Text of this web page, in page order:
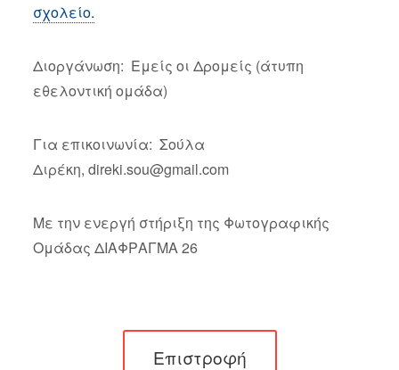
σχολείο.
Διοργάνωση: Εμείς οι Δρομείς (άτυπη
εθελοντική ομάδα)
Για επικοινωνία: Σούλα
Διρέκη, direki.sou@gmail.com
Με την ενεργή στήριξη της Φωτογραφικής
Ομάδας ΔΙΑΦΡΑΓΜΑ 26
Επιστροφή